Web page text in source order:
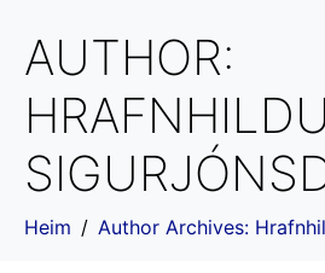
AUTHOR:
Heim Author Archives: